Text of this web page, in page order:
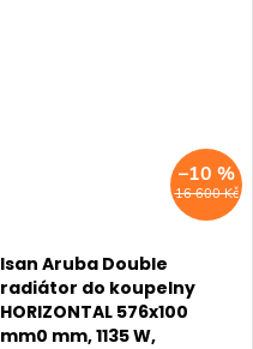
16 600 Kč
–10 %
Isan Aruba Double
radiátor do koupelny
HORIZONTAL 576x100
mm0 mm, 1135 W,